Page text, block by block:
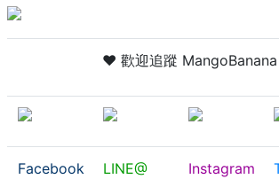
❤ 歡迎追蹤
Facebook LINE@ Instagram